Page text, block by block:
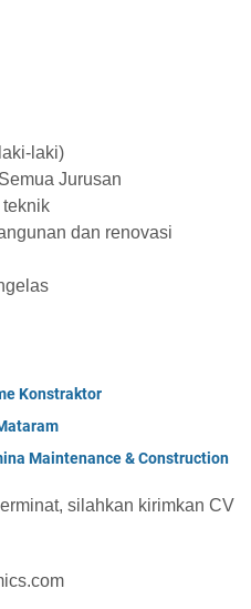
laki)
Jurusan
teknik
dan renovasi
Konstraktor
Maintenance & Construction
silahkan kirimkan CV